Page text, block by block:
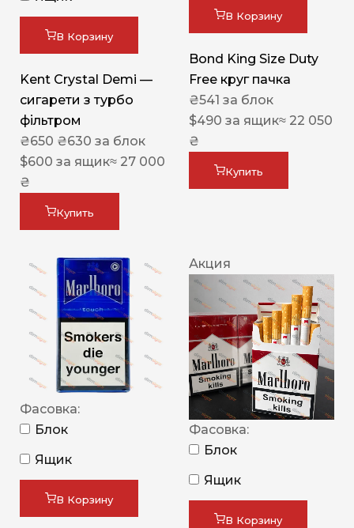
В Корзину
Kent Crystal Demi —
сигарети з турбо
фільтром
₴650 ₴630 за блок
$600 за ящик≈ 27 000
₴
Купить
В Корзину
Bond King Size Duty
Free круг пачка
₴541 за блок
$490 за ящик≈ 22 050
₴
Купить
Фасовка:
Блок
Ящик
В Корзину
Акция
Фасовка:
Блок
Ящик
В Корзину